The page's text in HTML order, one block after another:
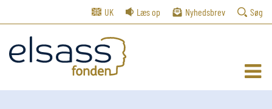
UK Læs op Nyhedsbrev Søg